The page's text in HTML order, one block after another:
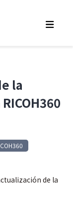
la
de la